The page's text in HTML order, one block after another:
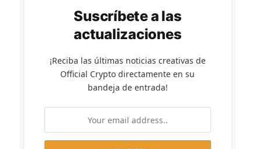
Suscríbete a las
actualizaciones
¡Reciba las últimas noticias creativas de
Official Crypto directamente en su
bandeja de entrada!